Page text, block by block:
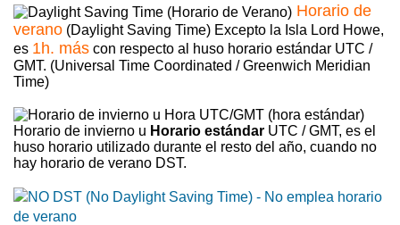
Horario de
verano (Daylight Saving Time) Excepto la Isla Lord Howe,
es 1h. más con respecto al huso horario estándar UTC /
GMT. (Universal Time Coordinated / Greenwich Meridian
Time)
Horario de invierno u Horario estándar UTC / GMT, es el
huso horario utilizado durante el resto del año, cuando no
hay horario de verano DST.